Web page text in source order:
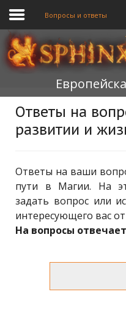
ГЛАВНАЯ
ОБУЧЕНИЕ
ТЕОРИЯ
МЫ
ФОРУМ
БЛОГ
ПОДАТЬ ЗАЯВКУ
Вопросы и ответы
Ответы на
развитии и
Ответы на ваши
пути в Магии. На
задать вопрос или
интересующего вас
На вопросы